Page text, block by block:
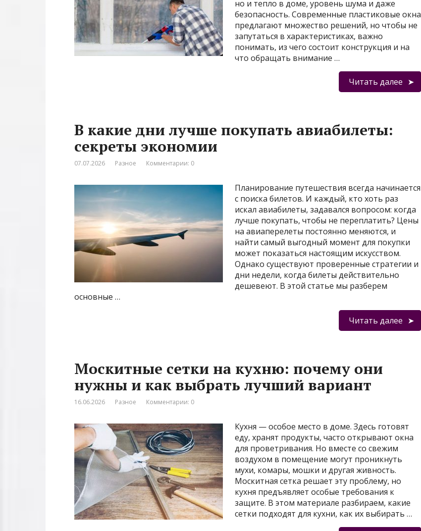
но и тепло в доме, уровень шума и даже
безопасность. Современные пластиковые окна
предлагают множество решений, но чтобы не
запутаться в характеристиках, важно
понимать, из чего состоит конструкция и на
что обращать внимание …
Читать далее
В какие дни лучше покупать авиабилеты:
секреты экономии
07.07.2026 Разное Комментарии: 0
Планирование путешествия всегда начинается
с поиска билетов. И каждый, кто хоть раз
искал авиабилеты, задавался вопросом: когда
лучше покупать, чтобы не переплатить? Цены
на авиаперелеты постоянно меняются, и
найти самый выгодный момент для покупки
может показаться настоящим искусством.
Однако существуют проверенные стратегии и
дни недели, когда билеты действительно
дешевеют. В этой статье мы разберем
основные …
Читать далее
Москитные сетки на кухню: почему они
нужны и как выбрать лучший вариант
16.06.2026 Разное Комментарии: 0
Кухня — особое место в доме. Здесь готовят
еду, хранят продукты, часто открывают окна
для проветривания. Но вместе со свежим
воздухом в помещение могут проникнуть
мухи, комары, мошки и другая живность.
Москитная сетка решает эту проблему, но
кухня предъявляет особые требования к
защите. В этом материале разбираем, какие
сетки подходят для кухни, как их выбирать …